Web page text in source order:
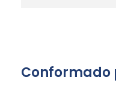
Conformado